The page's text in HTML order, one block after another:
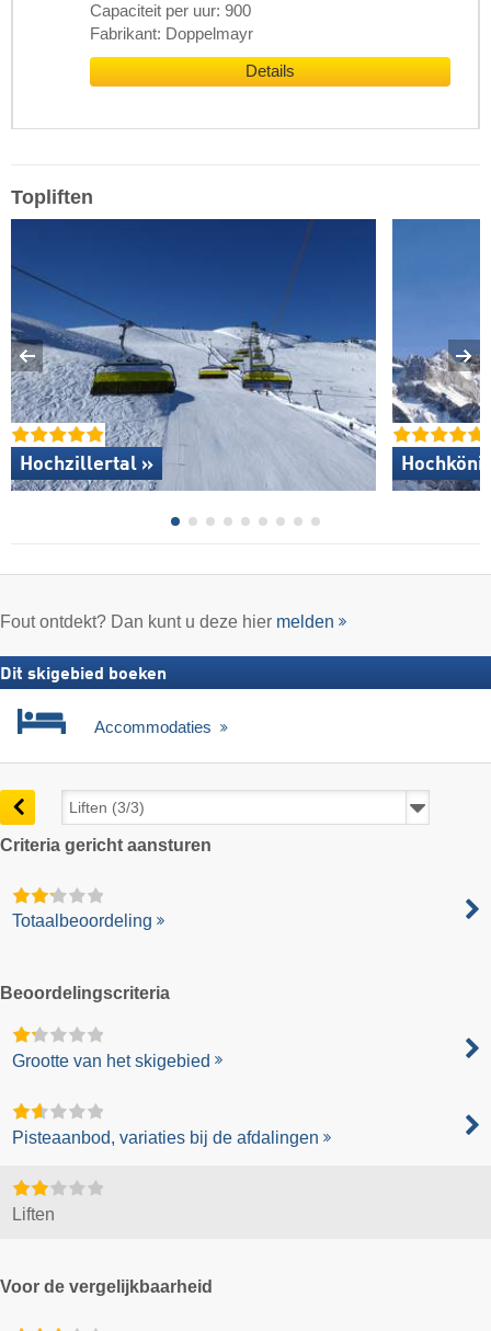
Capaciteit per uur: 900
Fabrikant: Doppelmayr
Details
Topliften
Hochzillertal »
Fout ontdekt? Dan kunt u deze hier melden
Dit skigebied boeken
Accommodaties
Criteria gericht aansturen
Totaalbeoordeling
Beoordelingscriteria
Grootte van het skigebied
Pisteaanbod, variaties bij de afdalingen
Liften
Voor de vergelijkbaarheid